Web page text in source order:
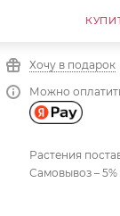
Хочу в подарок
Можно
Растения
Самовывоз –